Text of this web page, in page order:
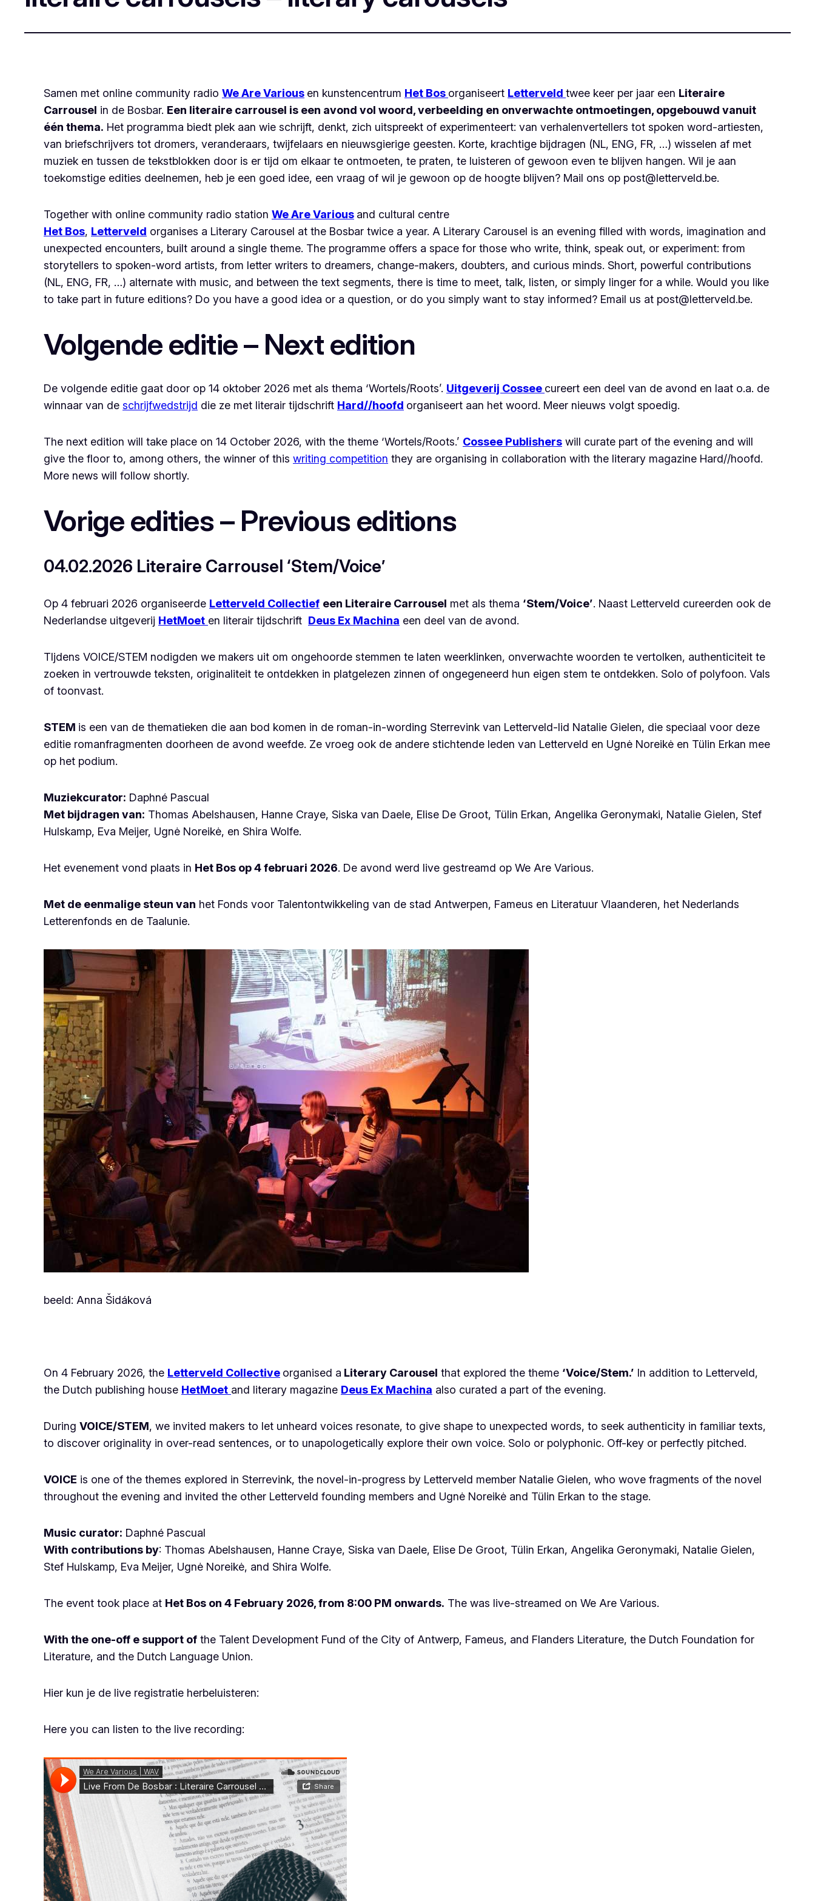
Samen met online community radio We Are Various en kunstencentrum Het Bos organiseert Letterveld twee keer per jaar een Literaire
Carrousel in de Bosbar. Een literaire carrousel is een avond vol woord, verbeelding en onverwachte ontmoetingen, opgebouwd vanuit
één thema. Het programma biedt plek aan wie schrijft, denkt, zich uitspreekt of experimenteert: van verhalenvertellers tot spoken word-artiesten,
van briefschrijvers tot dromers, veranderaars, twijfelaars en nieuwsgierige geesten. Korte, krachtige bijdragen (NL, ENG, FR, …) wisselen af met
muziek en tussen de tekstblokken door is er tijd om elkaar te ontmoeten, te praten, te luisteren of gewoon even te blijven hangen. Wil je aan
toekomstige edities deelnemen, heb je een goed idee, een vraag of wil je gewoon op de hoogte blijven? Mail ons op post@letterveld.be.
Together with online community radio station We Are Various and cultural centre
Het Bos, Letterveld organises a Literary Carousel at the Bosbar twice a year. A Literary Carousel is an evening filled with words, imagination and
unexpected encounters, built around a single theme. The programme offers a space for those who write, think, speak out, or experiment: from
storytellers to spoken-word artists, from letter writers to dreamers, change-makers, doubters, and curious minds. Short, powerful contributions
(NL, ENG, FR, …) alternate with music, and between the text segments, there is time to meet, talk, listen, or simply linger for a while. Would you like
to take part in future editions? Do you have a good idea or a question, or do you simply want to stay informed? Email us at post@letterveld.be.
Volgende editie – Next edition
De volgende editie gaat door op 14 oktober 2026 met als thema ‘Wortels/Roots’. Uitgeverij Cossee cureert een deel van de avond en laat o.a. de
winnaar van de schrijfwedstrijd die ze met literair tijdschrift Hard//hoofd organiseert aan het woord. Meer nieuws volgt spoedig.
The next edition will take place on 14 October 2026, with the theme ‘Wortels/Roots.’ Cossee Publishers will curate part of the evening and will
give the floor to, among others, the winner of this writing competition they are organising in collaboration with the literary magazine Hard//hoofd.
More news will follow shortly.
Vorige edities – Previous editions
04.02.2026 Literaire Carrousel ‘Stem/Voice’
Op 4 februari 2026 organiseerde Letterveld Collectief een Literaire Carrousel met als thema ‘Stem/Voice’. Naast Letterveld cureerden ook de
Nederlandse uitgeverij HetMoet en literair tijdschrift Deus Ex Machina een deel van de avond.
TIjdens VOICE/STEM nodigden we makers uit om ongehoorde stemmen te laten weerklinken, onverwachte woorden te vertolken, authenticiteit te
zoeken in vertrouwde teksten, originaliteit te ontdekken in platgelezen zinnen of ongegeneerd hun eigen stem te ontdekken. Solo of polyfoon. Vals
of toonvast.
STEM is een van de thematieken die aan bod komen in de roman-in-wording Sterrevink van Letterveld-lid Natalie Gielen, die speciaal voor deze
editie romanfragmenten doorheen de avond weefde. Ze vroeg ook de andere stichtende leden van Letterveld en Ugnė Noreikė en Tülin Erkan mee
op het podium.
Muziekcurator: Daphné Pascual
Met bijdragen van: Thomas Abelshausen, Hanne Craye, Siska van Daele, Elise De Groot, Tülin Erkan, Angelika Geronymaki, Natalie Gielen, Stef
Hulskamp, Eva Meijer, Ugnė Noreikė, en Shira Wolfe.
Het evenement vond plaats in Het Bos op 4 februari 2026. De avond werd live gestreamd op We Are Various.
Met de eenmalige steun van het Fonds voor Talentontwikkeling van de stad Antwerpen, Fameus en Literatuur Vlaanderen, het Nederlands
Letterenfonds en de Taalunie.
beeld: Anna Šidáková
On 4 February 2026, the Letterveld Collective organised a Literary Carousel that explored the theme ‘Voice/Stem.’ In addition to Letterveld,
the Dutch publishing house HetMoet and literary magazine Deus Ex Machina also curated a part of the evening.
During VOICE/STEM, we invited makers to let unheard voices resonate, to give shape to unexpected words, to seek authenticity in familiar texts,
to discover originality in over-read sentences, or to unapologetically explore their own voice. Solo or polyphonic. Off-key or perfectly pitched.
VOICE is one of the themes explored in Sterrevink, the novel-in-progress by Letterveld member Natalie Gielen, who wove fragments of the novel
throughout the evening and invited the other Letterveld founding members and Ugnė Noreikė and Tülin Erkan to the stage.
Music curator: Daphné Pascual
With contributions by: Thomas Abelshausen, Hanne Craye, Siska van Daele, Elise De Groot, Tülin Erkan, Angelika Geronymaki, Natalie Gielen,
Stef Hulskamp, Eva Meijer, Ugnė Noreikė, and Shira Wolfe.
The event took place at Het Bos on 4 February 2026, from 8:00 PM onwards. The was live-streamed on We Are Various.
With the one-off e support of the Talent Development Fund of the City of Antwerp, Fameus, and Flanders Literature, the Dutch Foundation for
Literature, and the Dutch Language Union.
Hier kun je de live registratie herbeluisteren:
Here you can listen to the live recording: